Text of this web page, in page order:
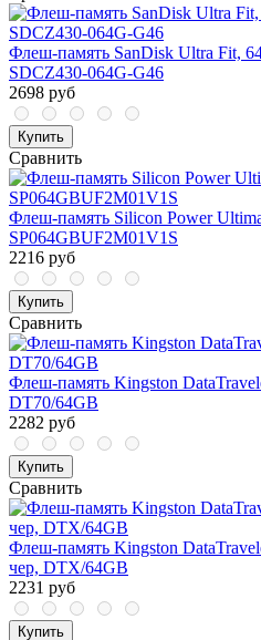
Флеш-память SanDisk Ultra Fit,
SDCZ430-064G-G46
2698 руб
Купить
Сравнить
Флеш-память Silicon Power
SP064GBUF2M01V1S
2216 руб
Купить
Сравнить
Флеш-память Kingston
DT70/64GB
2282 руб
Купить
Сравнить
Флеш-память Kingston
чер, DTX/64GB
2231 руб
Купить